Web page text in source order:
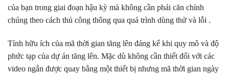
của bạn trong giai đoạn hậu kỳ mà không cần phải căn chỉnh
chúng theo cách thủ công thông qua quá trình dùng thử và lỗi .
Tính hữu ích của mã thời gian tăng lên đáng kể khi quy mô và độ
phức tạp của dự án tăng lên. Mặc dù không cần thiết đối với các
video ngắn được quay bằng một thiết bị nhưng mã thời gian ngày